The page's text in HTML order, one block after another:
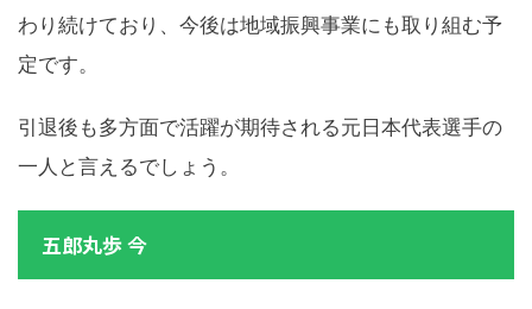
わり続けており、今後は地域振興事業にも取り組む予
定です。
引退後も多方面で活躍が期待される元日本代表選手の
一人と言えるでしょう。
五郎丸歩 今